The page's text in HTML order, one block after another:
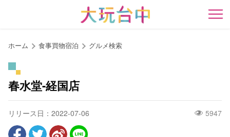
開
ホーム 食事買物宿泊 グルメ検索
春水堂-経国店
リリース日：2022-07-06 5947